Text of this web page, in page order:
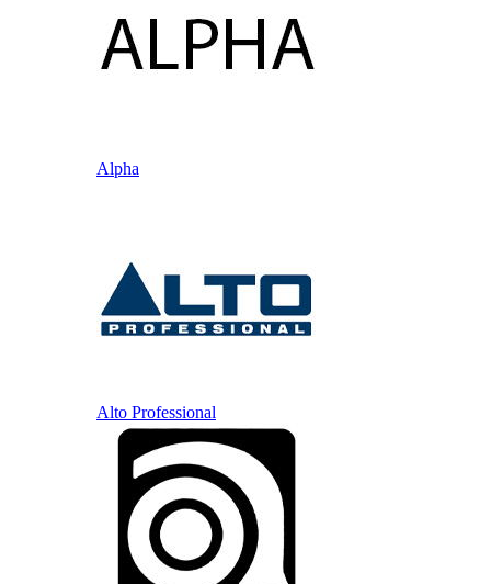
Alpha
Alto Professional